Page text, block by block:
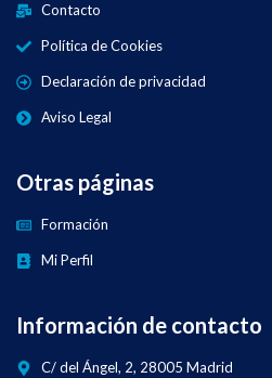
Contacto
Política de Cookies
Declaración de privacidad
Aviso Legal
Otras páginas
Formación
Mi Perfil
Información de contacto
C/ del Ángel, 2, 28005 Madrid